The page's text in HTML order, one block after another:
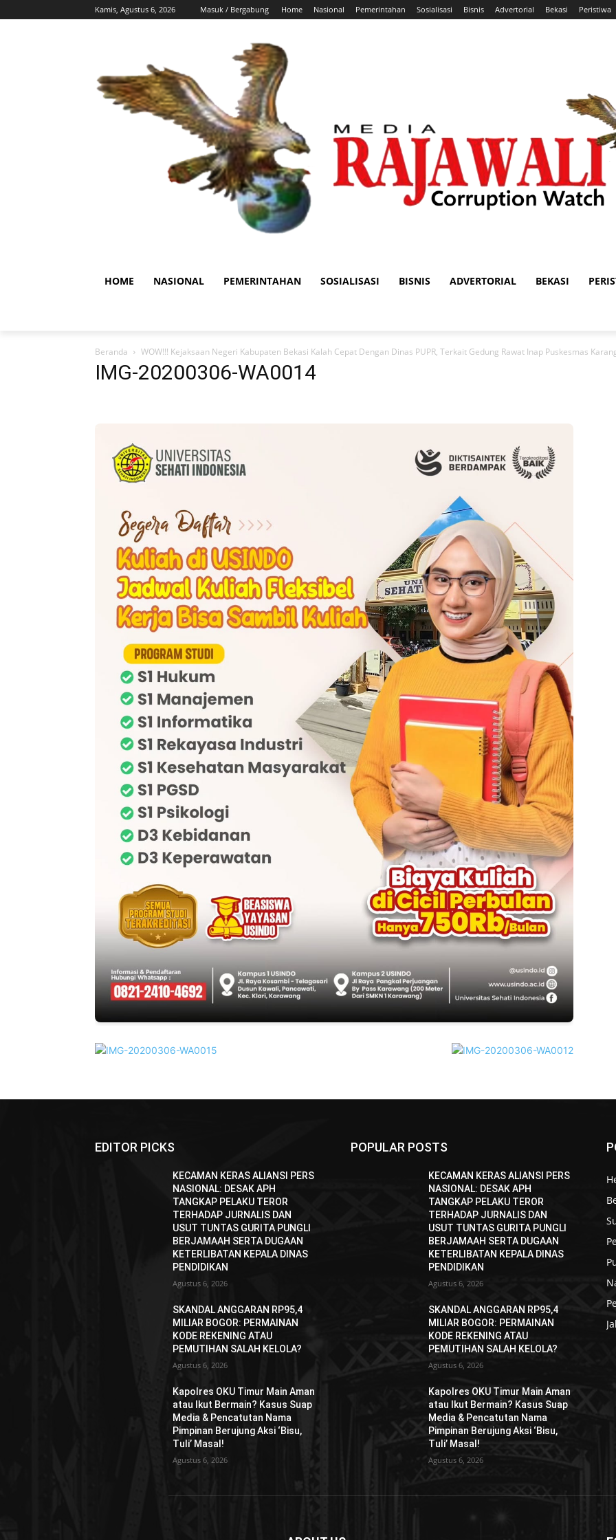
Kamis, Agustus 6, 2026 Masuk / Bergabung Home Nasional Pemerintahan Sosialisasi Bisnis Advertorial Bekasi Peristiwa
HOME NASIONAL PEMERINTAHAN SOSIALISASI BISNIS ADVERTORIAL BEKASI
Beranda WOW!!! Kejaksaan Negeri Kabupaten Bekasi Kalah Cepat Dengan Dinas PUPR, Terkait Gedung Rawat Inap Puskesmas
IMG-20200306-WA0014
EDITOR PICKS
KECAMAN KERAS ALIANSI PERS
NASIONAL: DESAK APH
TANGKAP PELAKU TEROR
TERHADAP JURNALIS DAN
USUT TUNTAS GURITA PUNGLI
BERJAMAAH SERTA DUGAAN
KETERLIBATAN KEPALA DINAS
PENDIDIKAN
Agustus 6, 2026
SKANDAL ANGGARAN RP95,4
MILIAR BOGOR: PERMAINAN
KODE REKENING ATAU
PEMUTIHAN SALAH KELOLA?
Agustus 6, 2026
Kapolres OKU Timur Main Aman
atau Ikut Bermain? Kasus Suap
Media & Pencatutan Nama
Pimpinan Berujung Aksi ‘Bisu,
Tuli’ Masal!
Agustus 6, 2026
POPULAR POSTS
KECAMAN KERAS ALIANSI PERS
NASIONAL: DESAK APH
TANGKAP PELAKU TEROR
TERHADAP JURNALIS DAN
USUT TUNTAS GURITA PUNGLI
BERJAMAAH SERTA DUGAAN
KETERLIBATAN KEPALA DINAS
PENDIDIKAN
Agustus 6, 2026
SKANDAL ANGGARAN RP95,4
MILIAR BOGOR: PERMAINAN
KODE REKENING ATAU
PEMUTIHAN SALAH KELOLA?
Agustus 6, 2026
Kapolres OKU Timur Main Aman
atau Ikut Bermain? Kasus Suap
Media & Pencatutan Nama
Pimpinan Berujung Aksi ‘Bisu,
Tuli’ Masal!
Agustus 6, 2026